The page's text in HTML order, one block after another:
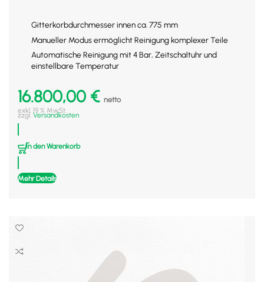
Gitterkorbdurchmesser innen ca. 775 mm
Manueller Modus ermöglicht Reinigung komplexer Teile
Automatische Reinigung mit 4 Bar, Zeitschaltuhr und
einstellbare Temperatur
16.800,00 € netto
exkl. 19 % MwSt.
zzgl. Versandkosten
In den Warenkorb
Mehr Details